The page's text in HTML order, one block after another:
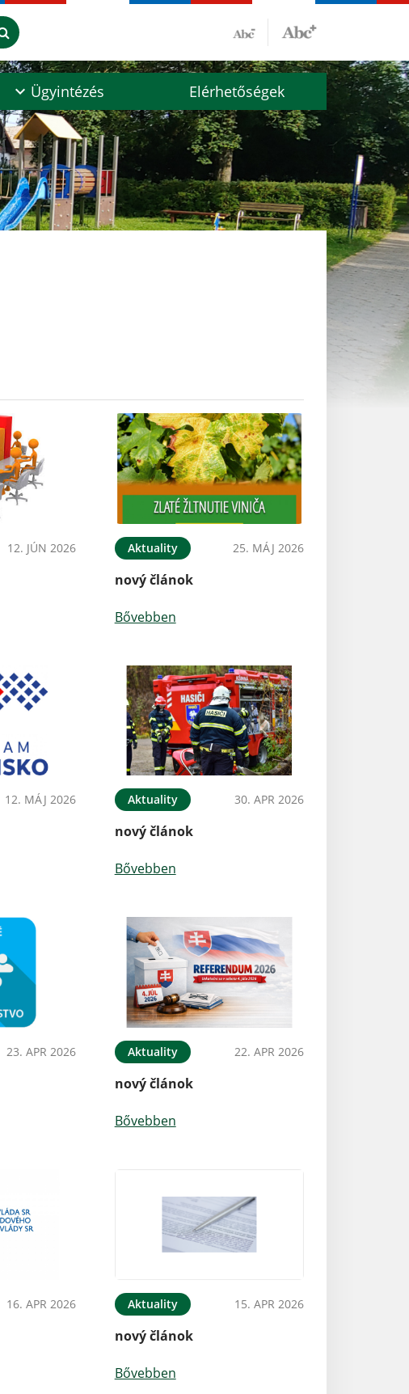
Ügyintézés Elérhetőségek
12. JÚN 2026 Aktuality 25. MÁJ 2026
nový článok
Bővebben
12. MÁJ 2026 Aktuality 30. APR 2026
nový článok
Bővebben
23. APR 2026 Aktuality 22. APR 2026
nový článok
Bővebben
16. APR 2026 Aktuality 15. APR 2026
nový článok
Bővebben